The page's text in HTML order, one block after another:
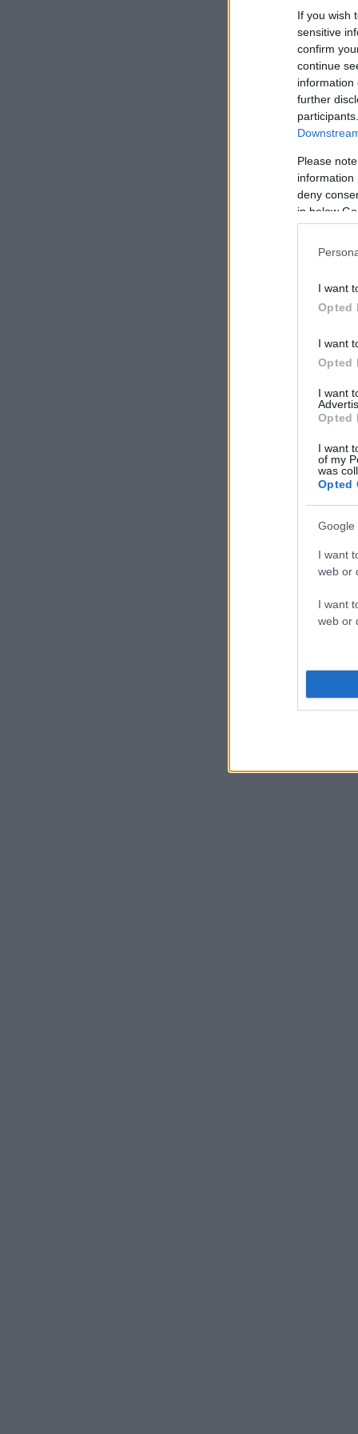
If you wish
sensitive
confirm
continue
information
further
Please
information
deny
in below
I want
Opted
I want
Opted
I want
Opted
I want
of my
was
Opted
Google
I want
web or
I want
web or